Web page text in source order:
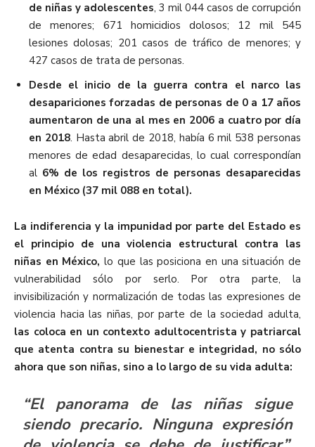
de niñas y adolescentes, 3 mil 044 casos de corrupción
de menores; 671 homicidios dolosos; 12 mil 545
lesiones dolosas; 201 casos de tráfico de menores; y
427 casos de trata de personas.
Desde el inicio de la guerra contra el narco las
desapariciones forzadas de personas de 0 a 17 años
aumentaron de una al mes en 2006 a cuatro por día
en 2018. Hasta abril de 2018, había 6 mil 538 personas
menores de edad desaparecidas, lo cual correspondían
al 6% de los registros de personas desaparecidas
en México (37 mil 088 en total).
La indiferencia y la impunidad por parte del Estado es
el principio de una violencia estructural contra las
niñas en México, lo que las posiciona en una situación de
vulnerabilidad sólo por serlo. Por otra parte, la
invisibilización y normalización de todas las expresiones de
violencia hacia las niñas, por parte de la sociedad adulta,
las coloca en un contexto adultocentrista y patriarcal
que atenta contra su bienestar e integridad, no sólo
ahora que son niñas, sino a lo largo de su vida adulta:
“El panorama de las niñas sigue
siendo precario. Ninguna expresión